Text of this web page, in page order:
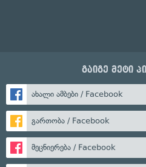
გაიგე მეტი
ახალი ამბები / Facebook
გართობა / Facebook
მეცნიერება / Facebook